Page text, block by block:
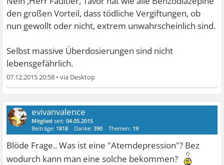
den großen Vorteil, dass tödliche Vergiftungen, ob
nun gewollt oder nicht, extrem unwahrscheinlich sind.
Selbst massive Überdosierungen sind nicht
lebensgefährlich.
07.12.2015 20:58 •
evivanvalence
Mitglied seit:04.05.2015
Beiträge: 1818 Danke:390 Themen: 19
Blöde Frage.. Was ist eine "Atemdepression"? Bez
wodurch kann man eine solche bekommen?